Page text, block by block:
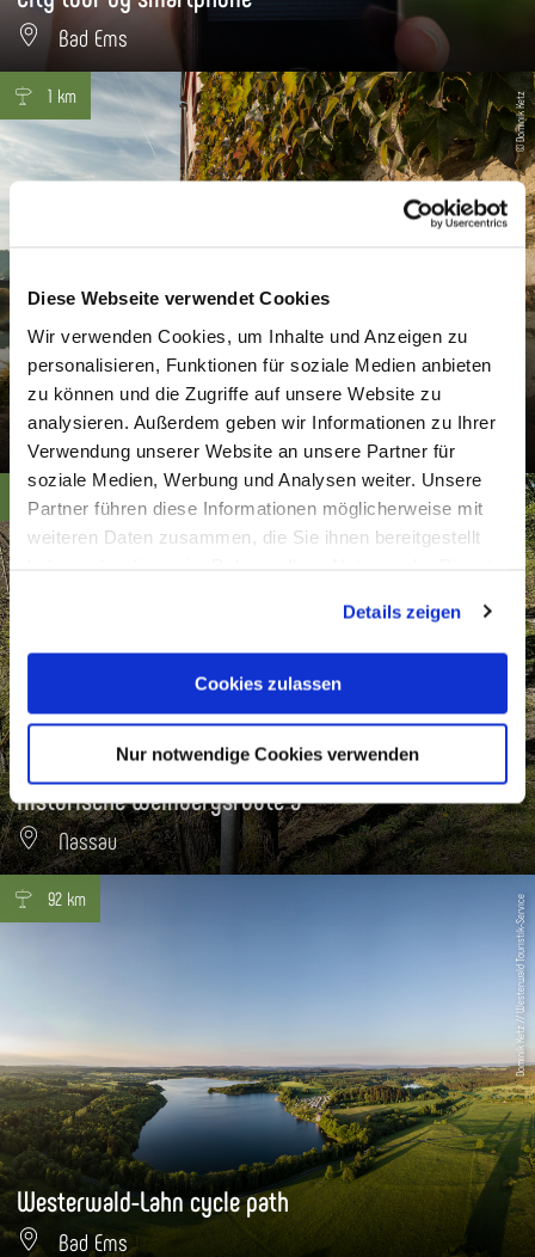
Diese Webseite verwendet Cookies
Wir verwenden Cookies, um Inhalte und Anzeigen zu
personalisieren, Funktionen für soziale Medien anbieten
zu können und die Zugriffe auf unsere Website zu
analysieren. Außerdem geben wir Informationen zu Ihrer
Verwendung unserer Website an unsere Partner für
soziale Medien, Werbung und Analysen weiter. Unsere
Partner führen diese Informationen möglicherweise mit
weiteren Daten zusammen, die Sie ihnen bereitgestellt
Cookies, wenn Sie unsere Webseite weiterhin nutzen.
Details zeigen
Cookies zulassen
Nur notwendige Cookies verwenden
Bad Ems
© Dominik Ketz
1 km
Tour of Dausenau city wall
Dausenau
Historische Weinbergsroute 3
Nassau
Dominik Ketz // Westerwald Touristik-Service
92 km
Westerwald-Lahn cycle path
Bad Ems